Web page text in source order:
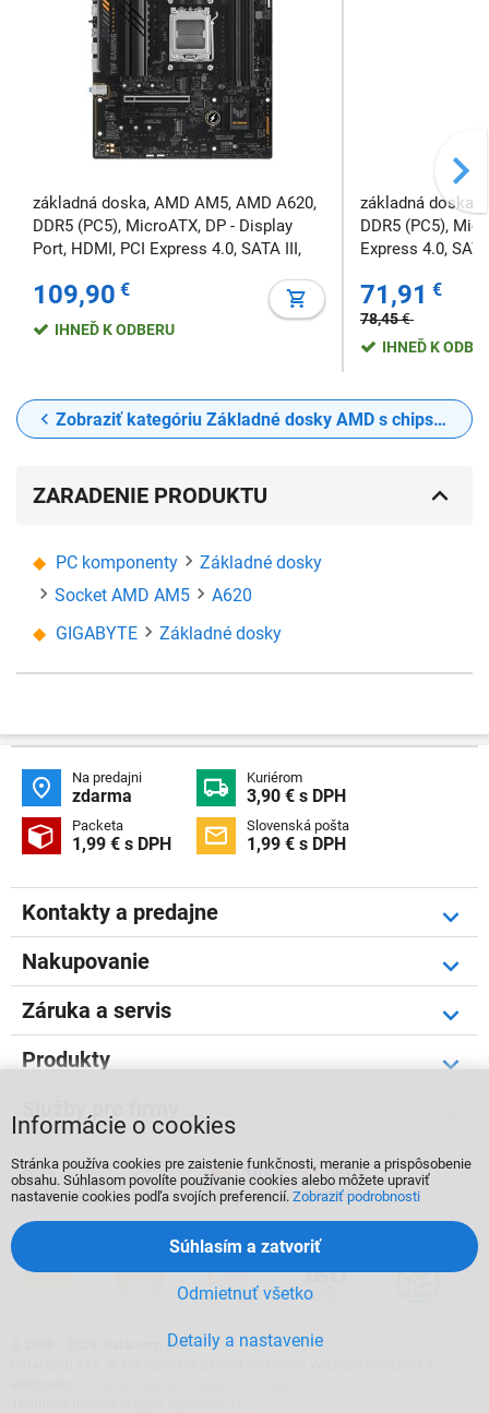
základná doska, AMD AM5, AMD A620,
DDR5 (PC5), MicroATX, DP - Display
Port, HDMI, PCI Express 4.0, SATA III,
RAID, RGB
109,90 €
IHNEĎ K ODBERU
základná doska,
DDR5 (PC5),
Express 4.0,
71,91 €
78,45€
IHNEĎ K
Zobraziť kategóriu Základné dosky AMD s chipsetom A620
ZARADENIE PRODUKTU
PC komponenty
Základné dosky
Socket AMD AM5
A620
GIGABYTE
Základné dosky
 Na predajni
zdarma  Kuriérom
3,90 € s DPH
 Packeta
1,99 € s DPH  Slovenská pošta
1,99 € s DPH
Kontakty a predajne
Nakupovanie
Záruka a servis
Produkty
Služby pre firmy
  
2000 - 2026, Datacomp s.r.o.
Informácie o cookies
Stránka používa cookies pre zaistenie funkčnosti, meranie a prispôsobenie
obsahu. Súhlasom povolíte používanie cookies alebo môžete upraviť
nastavenie cookies podľa svojích preferencií. Zobraziť podrobnosti
Detaily a nastavenie
Odmietnuť všetko
Súhlasím a zatvoriť